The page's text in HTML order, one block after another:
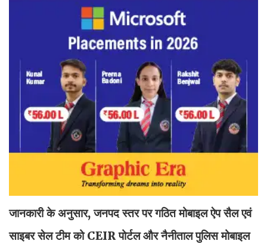
जानकारी के अनुसार, जनपद स्तर पर गठित मोबाइल ऐप सैल एवं
साइबर सेल टीम को CEIR पोर्टल और नैनीताल पुलिस मोबाइल